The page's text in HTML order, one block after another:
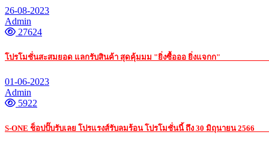
26-08-2023
Admin
27624
โปรโมชั่นสะสมยอด แลกรับสินค้า สุดคุ้มมม "ยิ่งซื้อออ ยิ่งแจกก"
01-06-2023
Admin
5922
S-ONE ช็อปปั๊บรับเลย โปรแรงส์รับลมร้อน โปรโมชั่นนี้ ถึง 30 มิถุนายน 2566